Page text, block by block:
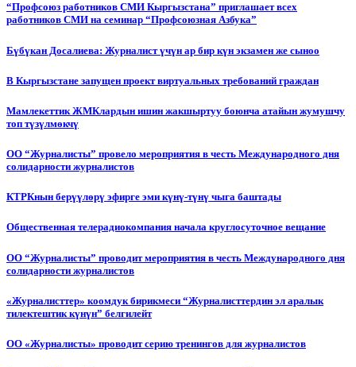
“Профсоюз работников СМИ Кыргызстана” приглашает всех
работников СМИ на семинар “Профсоюзная Азбука”
Бүбүкан Досалиева: Журналист үчүн ар бир күн экзамен же сыноо
В Кыргызстане запущен проект виртуальных требований граждан
Мамлекеттик ЖМКлардын ишин жакшыртуу боюнча атайын жумушчу
топ түзүлмөкчү
ОО “Журналисты” провело мероприятия в честь Международного дня
солидарности журналистов
КТРКнын берүүлөрү эфирге эми күнү-түнү чыга баштады
Общественная телерадиокомпания начала круглосуточное вещание
ОО “Журналисты” проводит мероприятия в честь Международного дня
солидарности журналистов
«Журналисттер» коомдук бирикмеси “Журналисттердин эл аралык
тилектештик күнүн” белгилейт
ОО «Журналисты» проводит серию тренингов для журналистов